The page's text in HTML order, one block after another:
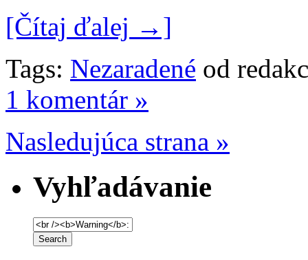
[Čítaj ďalej →]
Tags: Nezaradené od
1 komentár »
Nasledujúca strana »
Vyhľadávanie